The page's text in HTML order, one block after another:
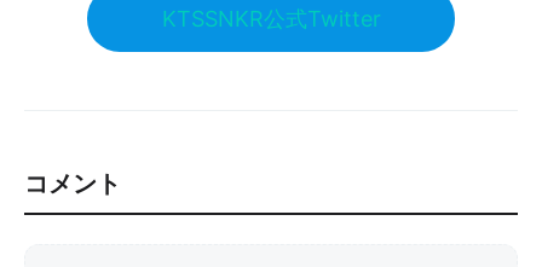
KTSSNKR公式Twitter
コメント